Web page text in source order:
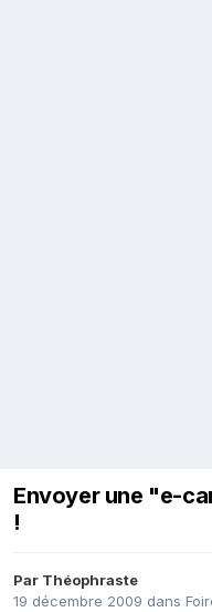
Envoyer une "e-
!
Par Théophraste
19 décembre 2009 dans